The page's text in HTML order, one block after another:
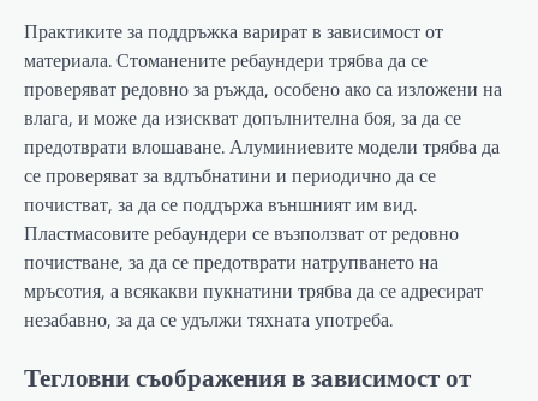
Практиките за поддръжка варират в зависимост от
материала. Стоманените ребаундери трябва да се
проверяват редовно за ръжда, особено ако са изложени на
влага, и може да изискват допълнителна боя, за да се
предотврати влошаване. Алуминиевите модели трябва да
се проверяват за вдлъбнатини и периодично да се
почистват, за да се поддържа външният им вид.
Пластмасовите ребаундери се възползват от редовно
почистване, за да се предотврати натрупването на
мръсотия, а всякакви пукнатини трябва да се адресират
незабавно, за да се удължи тяхната употреба.
Тегловни съображения в зависимост от